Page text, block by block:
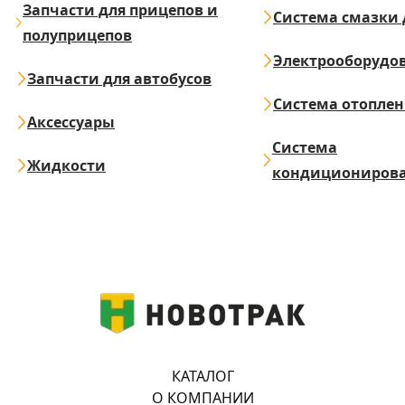
Запчасти для прицепов и
полуприцепов
Запчасти для автобусов
Аксессуары
Жидкости
Система смазки
Система
Система
КАТАЛОГ
О КОМПАНИИ